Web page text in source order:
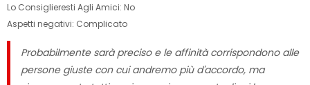
Lo Consiglieresti Agli Amici: No
Aspetti negativi: Complicato
Probabilmente sarà preciso e le affinità corrispondono alle
persone giuste con cui andremo più d'accordo, ma